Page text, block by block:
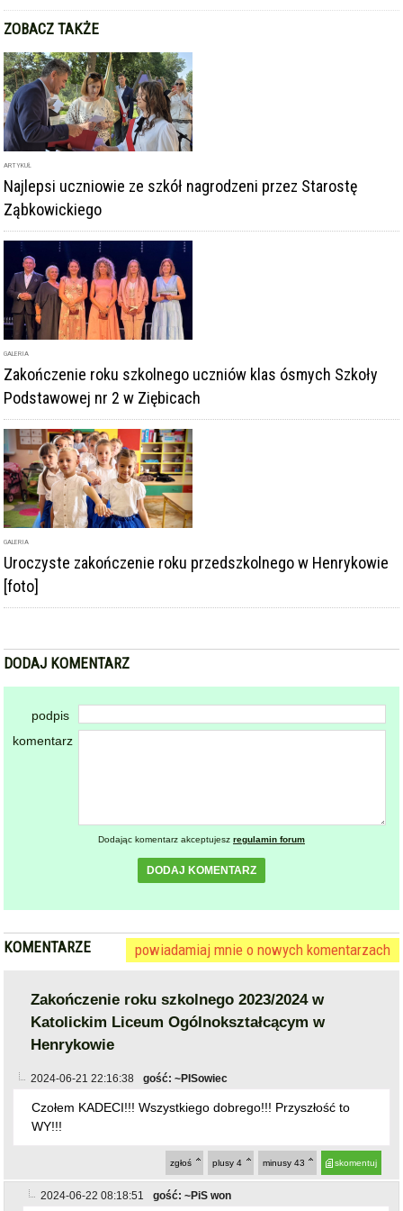
ZOBACZ TAKŻE
ARTYKUŁ
Najlepsi uczniowie ze szkół nagrodzeni przez Starostę
Ząbkowickiego
GALERIA
Zakończenie roku szkolnego uczniów klas ósmych Szkoły
Podstawowej nr 2 w Ziębicach
GALERIA
Uroczyste zakończenie roku przedszkolnego w Henrykowie
[foto]
DODAJ KOMENTARZ
podpis
komentarz
Dodając komentarz akceptujesz regulamin forum
DODAJ KOMENTARZ
KOMENTARZE powiadamiaj mnie o nowych komentarzach
Zakończenie roku szkolnego 2023/2024 w
Katolickim Liceum Ogólnokształcącym w
Henrykowie
2024-06-21 22:16:38 gość: ~PISowiec
Czołem KADECI!!! Wszystkiego dobrego!!! Przyszłość to
WY!!!
skomentuj
minusy 43
plusy 4
zgłoś
2024-06-22 08:18:51 gość: ~PiS won